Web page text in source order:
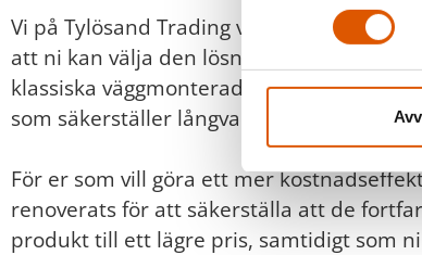
Vi på Tylösand Trading vet att varje
att ni kan välja den lösning som bäst
klassiska väggmonterade modeller till
som säkerställer långvarig användning
För er som vill göra ett mer
renoverats för att säkerställa att de
produkt till ett lägre pris, samtidigt som